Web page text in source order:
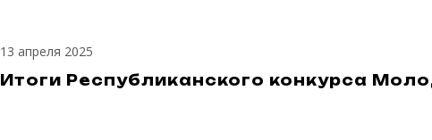
13 апреля 2025
Итоги Республиканского конкурса